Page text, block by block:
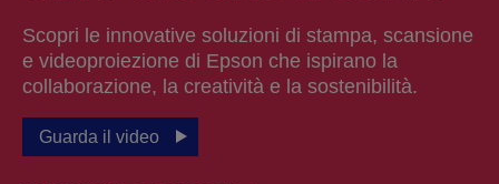
Scopri le innovative soluzioni di stampa, scansione
e videoproiezione di Epson che ispirano la
collaborazione, la creatività e la sostenibilità.
Guarda il video